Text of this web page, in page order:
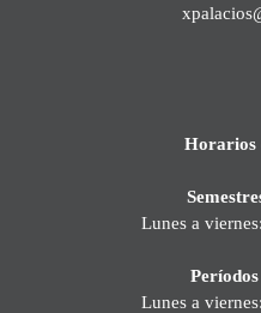
Horarios
Lunes a
Lunes a